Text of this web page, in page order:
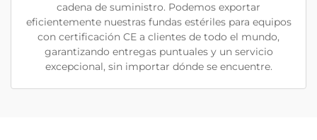
cadena de suministro. Podemos exportar
eficientemente nuestras fundas estériles para equipos
con certificación CE a clientes de todo el mundo,
garantizando entregas puntuales y un servicio
excepcional, sin importar dónde se encuentre.